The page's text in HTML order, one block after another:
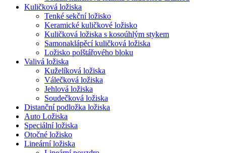
Kuličková ložiska
Tenké sekční ložisko
Keramické kuličkové ložisko
Kuličková ložiska s kosoúhlým stykem
Samonaklápěcí kuličková ložiska
Ložisko polštářového bloku
Valivá ložiska
Kuželíková ložiska
Válečková ložiska
Jehlová ložiska
Soudečková ložiska
Distanční podložka ložiska
Auto Ložiska
Speciální ložiska
Otočné ložisko
Lineární ložiska